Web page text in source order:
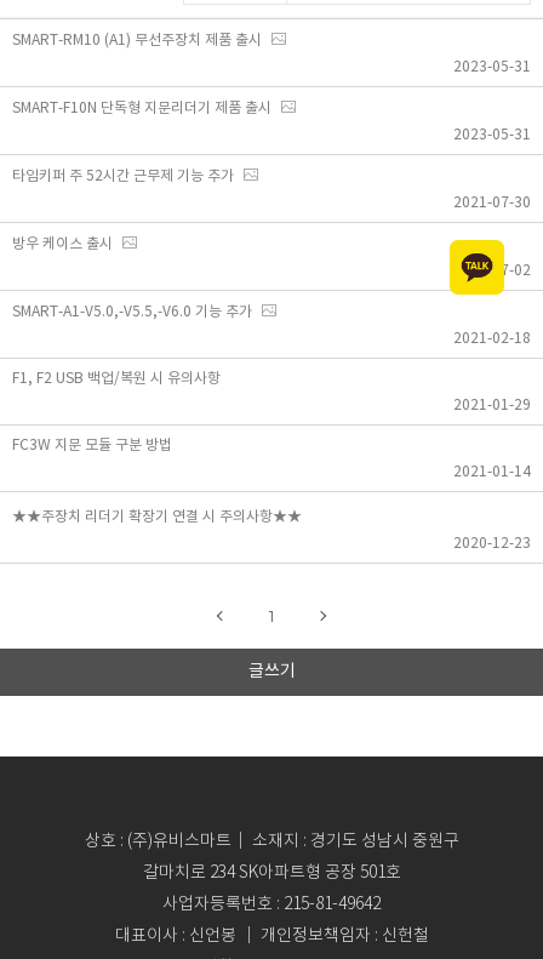
SMART-RM10 (A1) 무선주장치 제품 출시
2023-05-31
SMART-F10N 단독형 지문리더기 제품 출시
2023-05-31
타임키퍼 주 52시간 근무제 기능 추가
2021-07-30
방우 케이스 출시
2021-07-02
SMART-A1-V5.0,-V5.5,-V6.0 기능 추가
2021-02-18
F1, F2 USB 백업/복원 시 유의사항
2021-01-29
FC3W 지문 모듈 구분 방법
2021-01-14
★★주장치 리더기 확장기 연결 시 주의사항★★
2020-12-23
1
글쓰기
상호 : (주)유비스마트｜ 소재지 : 경기도 성남시 중원구
갈마치로 234 SK아파트형 공장 501호
사업자등록번호 : 215-81-49642
대표이사 : 신언봉 ｜ 개인정보책임자 : 신헌철